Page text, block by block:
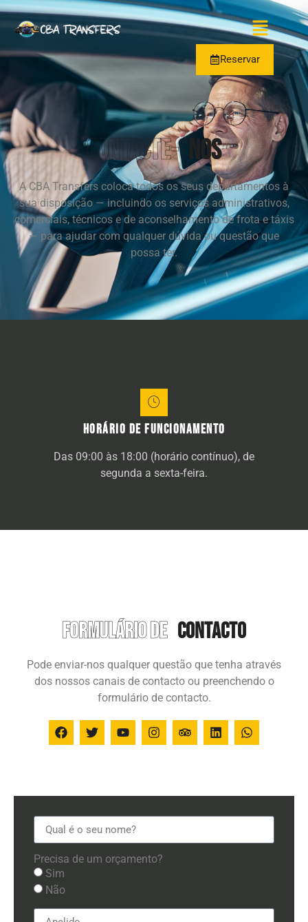
Reservar
Contacte- NOS
A CBA Transfers coloca todos os seus departamentos à
sua disposição — incluindo os serviços administrativos,
comerciais, técnicos e de aconselhamento de frota e táxis
— para ajudar com qualquer dúvida ou questão que
possa ter.
Horário de funcionamento
Das 09:00 às 18:00 (horário contínuo), de
segunda a sexta-feira.
Formulário de contacto
Pode enviar-nos qualquer questão que tenha através
dos nossos canais de contacto ou preenchendo o
formulário de contacto.
Precisa de um orçamento?
Sim
Não